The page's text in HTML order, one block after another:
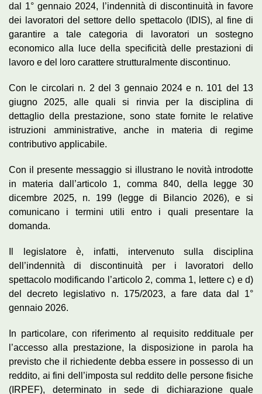
dal 1° gennaio 2024, l’indennità di discontinuità in favore
dei lavoratori del settore dello spettacolo (IDIS), al fine di
garantire a tale categoria di lavoratori un sostegno
economico alla luce della specificità delle prestazioni di
lavoro e del loro carattere strutturalmente discontinuo.
Con le circolari n. 2 del 3 gennaio 2024 e n. 101 del 13
giugno 2025, alle quali si rinvia per la disciplina di
dettaglio della prestazione, sono state fornite le relative
istruzioni amministrative, anche in materia di regime
contributivo applicabile.
Con il presente messaggio si illustrano le novità introdotte
in materia dall’articolo 1, comma 840, della legge 30
dicembre 2025, n. 199 (legge di Bilancio 2026), e si
comunicano i termini utili entro i quali presentare la
domanda.
Il legislatore è, infatti, intervenuto sulla disciplina
dell’indennità di discontinuità per i lavoratori dello
spettacolo modificando l’articolo 2, comma 1, lettere c) e d)
del decreto legislativo n. 175/2023, a fare data dal 1°
gennaio 2026.
In particolare, con riferimento al requisito reddituale per
l’accesso alla prestazione, la disposizione in parola ha
previsto che il richiedente debba essere in possesso di un
reddito, ai fini dell’imposta sul reddito delle persone fisiche
(IRPEF), determinato in sede di dichiarazione quale